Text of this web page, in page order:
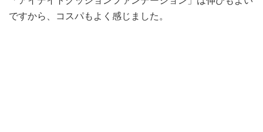
ですから、コスパもよく感じました。